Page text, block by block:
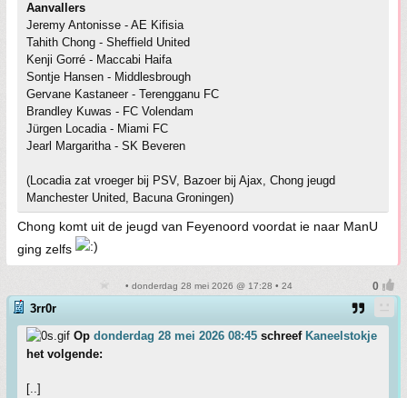
Aanvallers
Jeremy Antonisse - AE Kifisia
Tahith Chong - Sheffield United
Kenji Gorré - Maccabi Haifa
Sontje Hansen - Middlesbrough
Gervane Kastaneer - Terengganu FC
Brandley Kuwas - FC Volendam
Jürgen Locadia - Miami FC
Jearl Margaritha - SK Beveren
(Locadia zat vroeger bij PSV, Bazoer bij Ajax, Chong jeugd
Manchester United, Bacuna Groningen)
Chong komt uit de jeugd van Feyenoord voordat ie naar ManU
ging zelfs
• donderdag 28 mei 2026 @ 17:28 • 24
3rr0r
Op donderdag 28 mei 2026 08:45 schreef Kaneelstokje
het volgende:
[..]